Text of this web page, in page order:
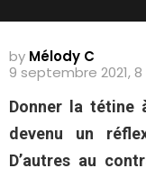
by Mélody C
9 septembre 2021,
Donner la tétine
devenu un
D’autres au